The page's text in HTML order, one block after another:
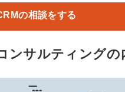
の相談をする
ンサルティングの